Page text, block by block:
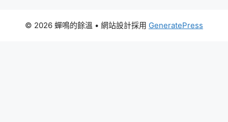
© 2026 蟬鳴的餘溫 • 網站設計採用 GeneratePress